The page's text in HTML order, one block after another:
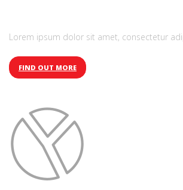
Lorem ipsum dolor sit amet, consectetur
FIND OUT MORE